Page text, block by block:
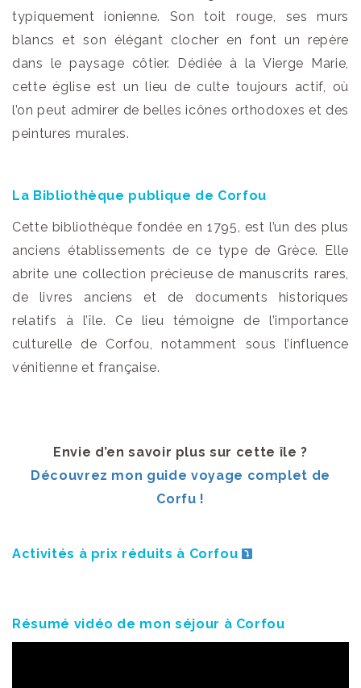
typiquement ionienne. Son toit rouge, ses murs
blancs et son élégant clocher en font un repère
dans le paysage côtier. Dédiée à la Vierge Marie,
cette église est un lieu de culte toujours actif, où
l’on peut admirer de belles icônes orthodoxes et des
peintures murales.
La Bibliothèque publique de Corfou
Cette bibliothèque fondée en 1795, est l’un des plus
anciens établissements de ce type de Grèce. Elle
abrite une collection précieuse de manuscrits rares,
de livres anciens et de documents historiques
relatifs à l’île. Ce lieu témoigne de l’importance
culturelle de Corfou, notamment sous l’influence
vénitienne et française.
Envie d’en savoir plus sur cette île ?
Découvrez mon guide voyage complet de
Corfu !
Activités à prix réduits à Corfou
Résumé vidéo de mon séjour à Corfou